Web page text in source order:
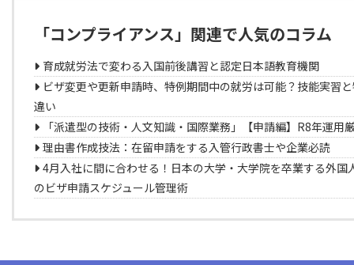
「コンプライアンス」関連で人気のコラム
育成就労法で変わる入国前後講習と認定日本語教育機関
ビザ変更や更新申請時、特例期間中の就労は可能？技能実習
違い
「派遣型の技術・人文知識・国際業務」【申請編】R8年運用
理由書作成技法：在留申請をする入管行政書士や企業必読
4月入社に間に合わせる！日本の大学・大学院を卒業する外国
のビザ申請スケジュール管理術